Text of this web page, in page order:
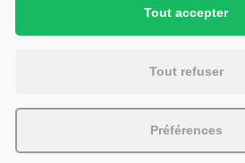
Tout accepter
Tout refuser
Préférences
confidentialité (UE)
Avertissement
Copyright © 2021 Pharmacie